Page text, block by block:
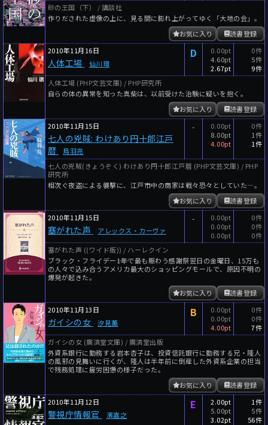
砂の王国（下） / 講談社
作りだされた虚像の上に、見る間に膨れ上がってゆく「大地の会」。
読書登録
お気に入り
2010年11月16日
人体工場 仙川環
D
0.00pt
4.60pt
2.67pt
0件
5件
9件
人体工場 (PHP文芸文庫) / PHP研究所
自らの体の異常を知った真柴は、以前受けた治験に疑いを抱く。
読書登録
お気に入り
2010年11月15日
七人の兇賊: わけあり円十郎江戸
暦
鳥羽亮
-
0.00pt
8.00pt
4.00pt
0件
1件
1件
七人の兇賊(きょうぞく) わけあり円十郎江戸暦 (PHP文芸文庫) / PHP
研究所
相次ぐ夜盗による襲撃に、江戸市中の商家は戦々恐々としていた―。
読書登録
お気に入り
2010年11月15日
塞がれた声 アレックス・カーヴァ
-
0.00pt
0.00pt
0.00pt
0件
0件
0件
塞がれた声 ((ワイド版)) / ハーレクイン
ブラック・フライデー――1年で最も賑わう感謝祭翌日の金曜日、15万も
の人々で込み合うアメリカ最大のショッピングモールで、原因不明の
爆発が起きた。
読書登録
お気に入り
2010年11月13日
ガイシの女 汐見薫
B
0.00pt
0.00pt
4.00pt
0件
0件
7件
ガイシの女 (廣済堂文庫) / 廣済堂出版
外資系銀行に勤務する岩本杏子は、投資信託銀行に勤務する兄・隆人
の風邪の見舞いに行くが、隆人は半年前に倒産した外資系企業の担当
で残務処理に疲労困憊の様子だった。
読書登録
お気に入り
2010年11月12日
警視庁情報官 濱嘉之
E
2.00pt
5.00pt
3.02pt
1件
5件
56件